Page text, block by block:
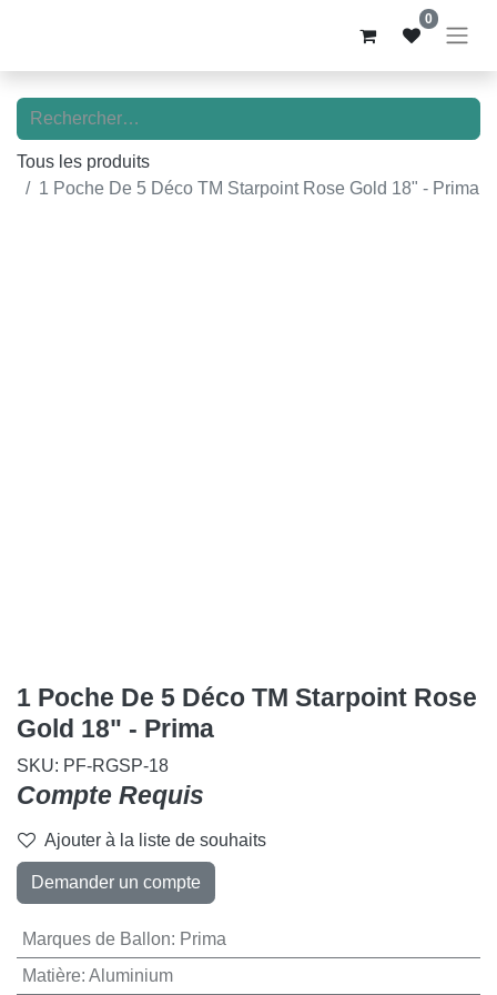
0
Tous les produits
1 Poche De 5 Déco TM Starpoint Rose Gold 18" - Prima
1 Poche De 5 Déco TM Starpoint
Rose Gold 18" - Prima
SKU: PF-RGSP-18
Compte Requis
Ajouter à la liste de souhaits
Demander un compte
Marques de Ballon: Prima
Matière:Aluminium